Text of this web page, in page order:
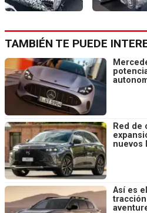
TAMBIÉN TE PUEDE
Red de
nuevos
Así es
tracción